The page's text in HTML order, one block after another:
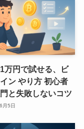
万円で試せる、ビ
ン やり方 初心者
と失敗しないコツ
月5日